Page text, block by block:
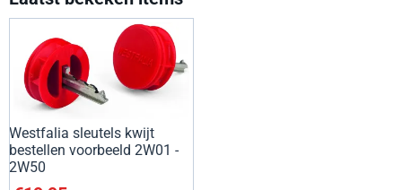
Westfalia sleutels kwijt
bestellen voorbeeld 2W01 -
2W50